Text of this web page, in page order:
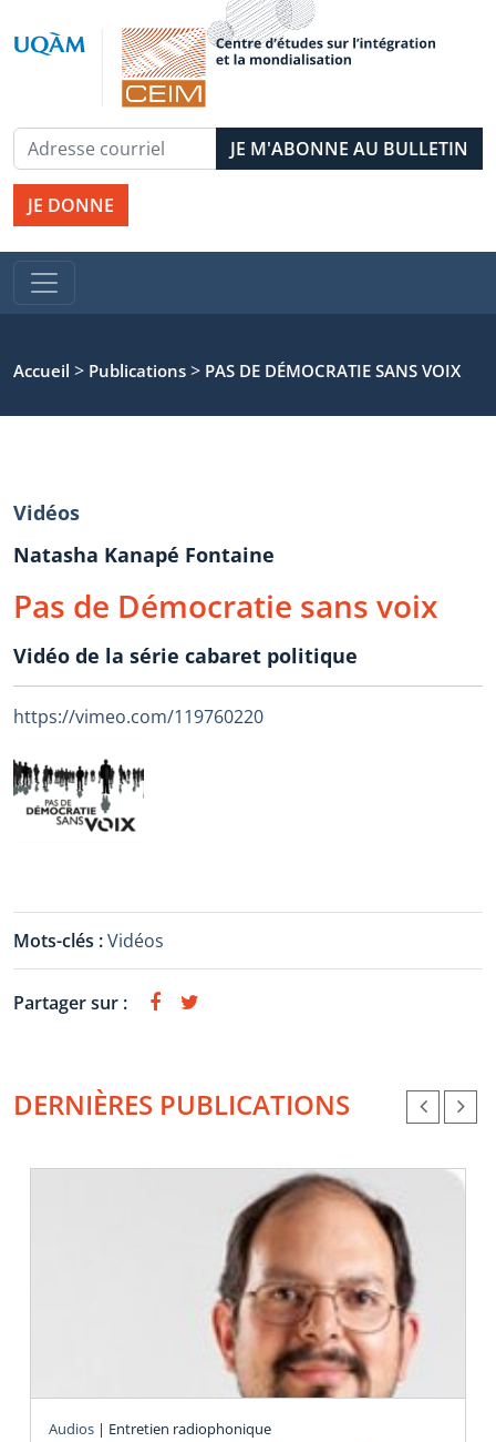
JE DONNE
Accueil > Publications > PAS DE DÉMOCRATIE SANS VOIX
Vidéos
Natasha Kanapé Fontaine
Pas de Démocratie sans voix
Vidéo de la série cabaret politique
https://vimeo.com/119760220
Mots-clés :Vidéos
Partager sur :
DERNIÈRES PUBLICATIONS
Audios | Entretien radiophonique